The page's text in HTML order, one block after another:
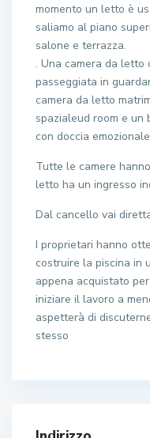
momento un letto è
saliamo al piano
salone e terrazza.
. Una camera da letto
passeggiata in
camera da letto
spazialeud room e un
con doccia
Tutte le camere
letto ha un ingresso
Dal cancello vai
I proprietari hanno
costruire la piscina in
appena acquistato
iniziare il lavoro a
aspetterà di
stesso